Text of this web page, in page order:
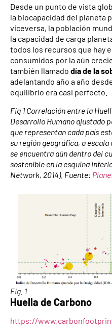
Desde un punto de vista
la biocapacidad del planeta
viceversa, la población
la capacidad de carga
todos los recursos que hay
consumidos por la aún
también llamado día de la
adelantando año a año
equilibrio era casi perfecto.
Fig 1 Correlación entre la
Desarrollo Humano ajustado
que representan cada país
su región geográfica, a
se encuentra aún dentro del
sostenible en la esquina
Network, 2014). Fuente:
Fig. 1
Huella de Carbono
https://